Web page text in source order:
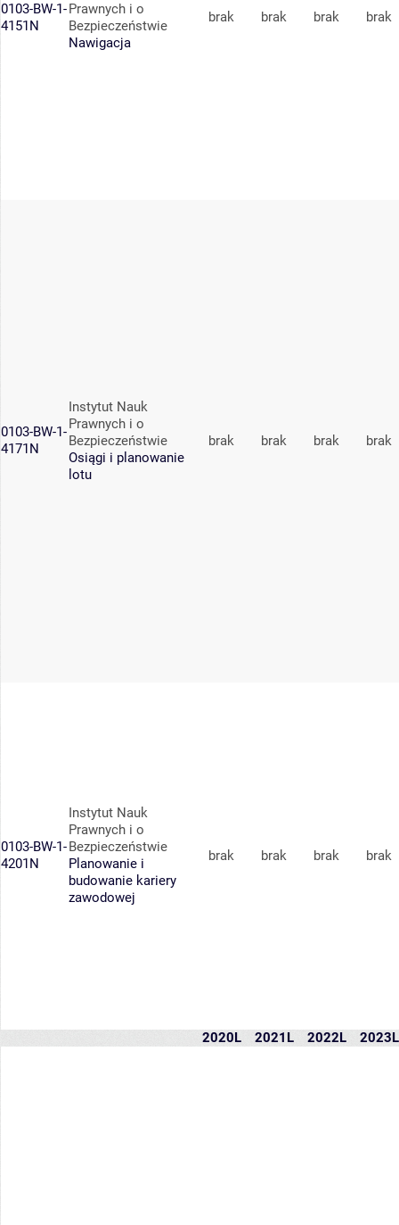
0103-BW-1-
4151N
Prawnych i o
Bezpieczeństwie
Nawigacja
brak brak brak brak
0103-BW-1-
4171N
Instytut Nauk
Prawnych i o
Bezpieczeństwie
Osiągi i planowanie
lotu
brak brak brak brak
0103-BW-1-
4201N
Instytut Nauk
Prawnych i o
Bezpieczeństwie
Planowanie i
budowanie kariery
zawodowej
brak brak brak brak
2020L 2021L 2022L 2023L